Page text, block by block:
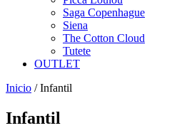
Saga Copenhague
Siena
The Cotton Cloud
Tutete
OUTLET
Inicio / Infantil
Infantil